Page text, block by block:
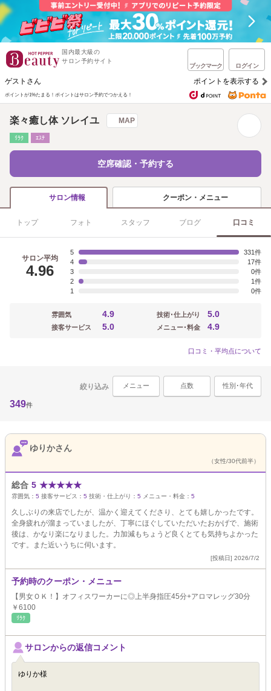
国内最大級の
サロン予約サイト
ブックマーク ログイン
ゲストさん ポイントを表示する
ポイントが1%たまる！ ポイントはサロン予約でつかえる！
楽々癒し体 ソレイユ MAP
ﾘﾗｸ ｴｽﾃ
空席確認・予約する
サロン情報 クーポン・メニュー
トップ フォト スタッフ ブログ 口コミ
サロン平均
4.96
5
331
4
17
3
0
2
1
1
0
雰囲気 4.9
接客サービス 5.0
技術･仕上がり 5.0
メニュー･料金 4.9
口コミ・平均点について
絞り込み メニュー 点数 性別･年代
349件
ゆりかさん
（女性/30代前半）
総合 5 ★★★★★
雰囲気： 5 接客サービス： 5 技術・仕上がり： 5 メニュー・料金： 5
久しぶりの来店でしたが、温かく迎えてくださり、とても嬉しかったです。
全身疲れが溜まっていましたが、丁寧にほぐしていただいたおかげで、施術
後は、かなり楽になりました。力加減もちょうど良くとても気持ちよかった
です。また近いうちに伺います。
[投稿日] 2026/7/2
予約時のクーポン・メニュー
【男女ＯＫ！】オフィスワーカーに◎上半身指圧45分+アロマレッグ30分
￥6100
ﾘﾗｸ
サロンからの返信コメント
ゆりか様